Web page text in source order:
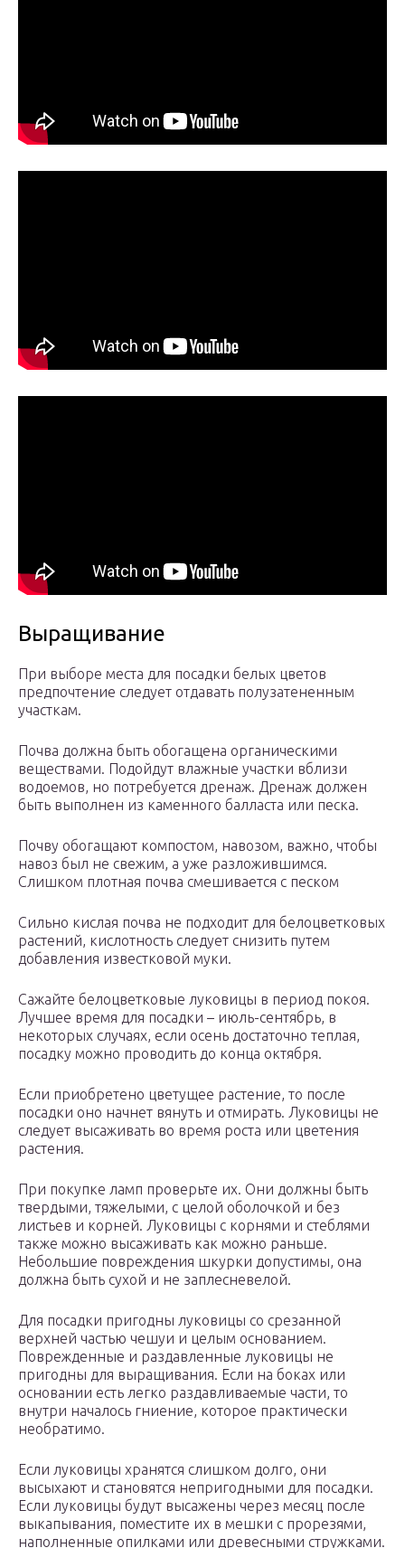
Выращивание
При выборе места для посадки белых цветов
предпочтение следует отдавать полузатененным
участкам.
Почва должна быть обогащена органическими
веществами. Подойдут влажные участки вблизи
водоемов, но потребуется дренаж. Дренаж должен
быть выполнен из каменного балласта или песка.
Почву обогащают компостом, навозом, важно, чтобы
навоз был не свежим, а уже разложившимся.
Слишком плотная почва смешивается с песком
Сильно кислая почва не подходит для белоцветковых
растений, кислотность следует снизить путем
добавления известковой муки.
Сажайте белоцветковые луковицы в период покоя.
Лучшее время для посадки – июль-сентябрь, в
некоторых случаях, если осень достаточно теплая,
посадку можно проводить до конца октября.
Если приобретено цветущее растение, то после
посадки оно начнет вянуть и отмирать. Луковицы не
следует высаживать во время роста или цветения
растения.
При покупке ламп проверьте их. Они должны быть
твердыми, тяжелыми, с целой оболочкой и без
листьев и корней. Луковицы с корнями и стеблями
также можно высаживать как можно раньше.
Небольшие повреждения шкурки допустимы, она
должна быть сухой и не заплесневелой.
Для посадки пригодны луковицы со срезанной
верхней частью чешуи и целым основанием.
Поврежденные и раздавленные луковицы не
пригодны для выращивания. Если на боках или
основании есть легко раздавливаемые части, то
внутри началось гниение, которое практически
необратимо.
Если луковицы хранятся слишком долго, они
высыхают и становятся непригодными для посадки.
Если луковицы будут высажены через месяц после
выкапывания, поместите их в мешки с прорезями,
наполненные опилками или древесными стружками.